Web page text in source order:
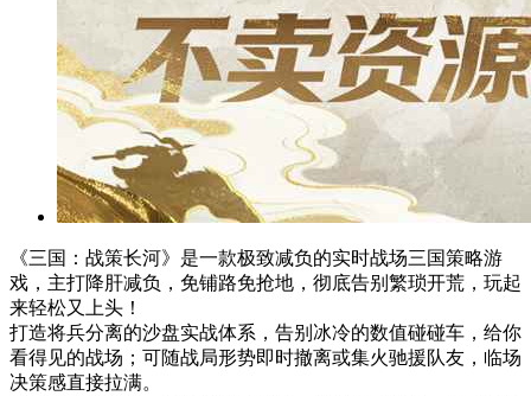
《三国：战策长河》是一款极致减负的实时战场三国策略游
戏，主打降肝减负，免铺路免抢地，彻底告别繁琐开荒，玩起
来轻松又上头！
打造将兵分离的沙盘实战体系，告别冰冷的数值碰碰车，给你
看得见的战场；可随战局形势即时撤离或集火驰援队友，临场
决策感直接拉满。